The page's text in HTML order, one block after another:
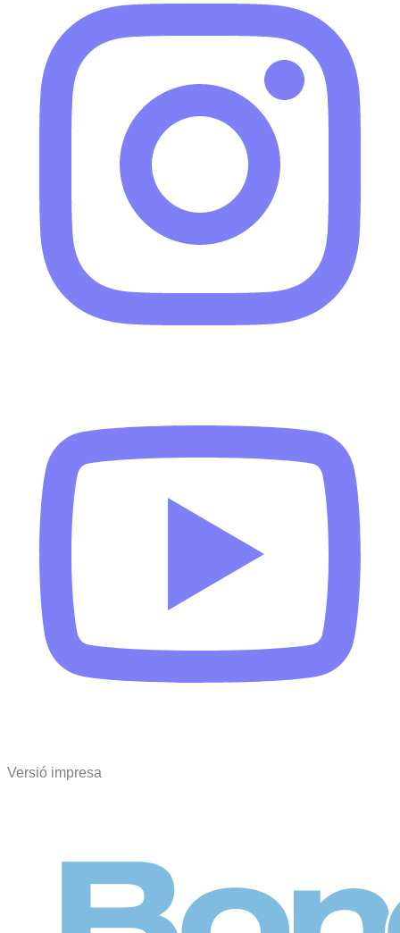
Versió impresa